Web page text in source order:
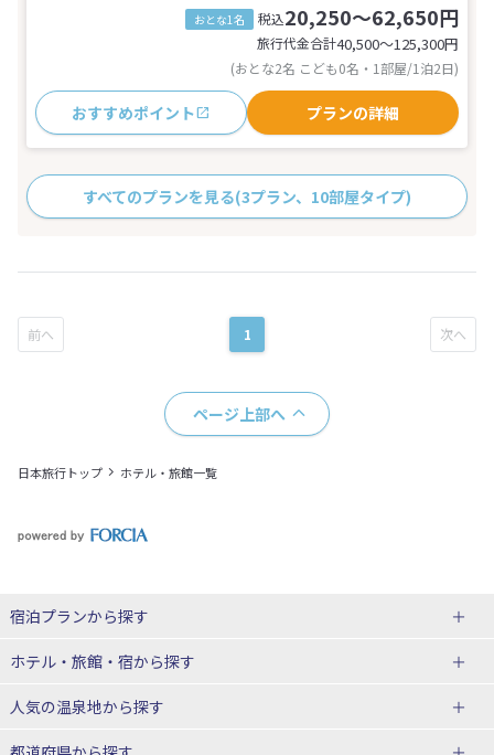
おとな1名 税込20,250～62,650円
旅行代金合計40,500〜125,300円
(おとな2名 こども0名・1部屋/1泊2日)
おすすめポイント プランの詳細
すべてのプランを見る(3プラン、10部屋タイプ)
1
ページ上部へ
日本旅行トップ ホテル・旅館一覧
宿泊プランから探す
北海道
東北
青森県
ホテル・旅館・宿から探す
北海道ホテル・旅館
人気の温泉地から探す
北海道